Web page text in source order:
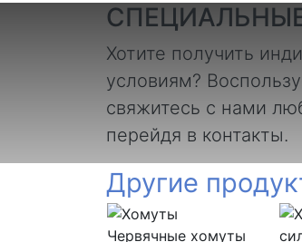
Хотите получить
условиям?
свяжитесь с нами
перейдя в контакты.
Другие